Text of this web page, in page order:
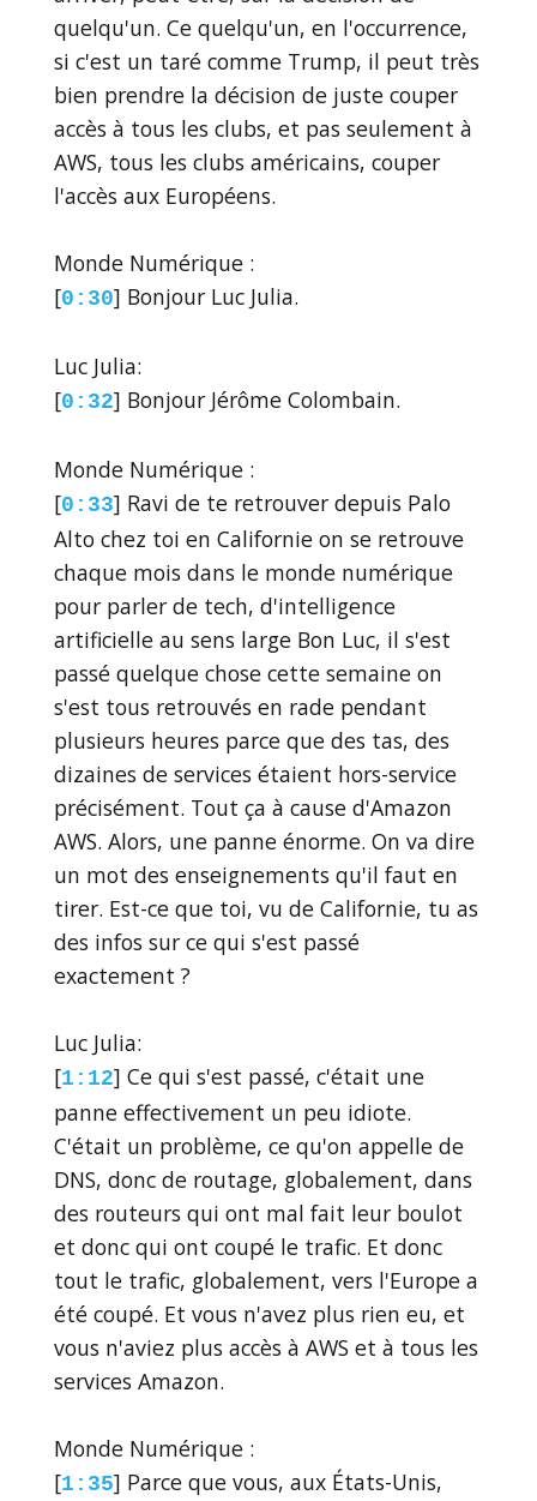
quelqu'un. Ce quelqu'un, en l'occurrence,
si c'est un taré comme Trump, il peut très
bien prendre la décision de juste couper
accès à tous les clubs, et pas seulement à
AWS, tous les clubs américains, couper
l'accès aux Européens.
Monde Numérique :
[0:30] Bonjour Luc Julia.
Luc Julia:
[0:32] Bonjour Jérôme Colombain.
Monde Numérique :
[0:33] Ravi de te retrouver depuis Palo
Alto chez toi en Californie on se retrouve
chaque mois dans le monde numérique
pour parler de tech, d'intelligence
artificielle au sens large Bon Luc, il s'est
passé quelque chose cette semaine on
s'est tous retrouvés en rade pendant
plusieurs heures parce que des tas, des
dizaines de services étaient hors-service
précisément. Tout ça à cause d'Amazon
AWS. Alors, une panne énorme. On va dire
un mot des enseignements qu'il faut en
tirer. Est-ce que toi, vu de Californie, tu as
des infos sur ce qui s'est passé
exactement ?
Luc Julia:
[1:12] Ce qui s'est passé, c'était une
panne effectivement un peu idiote.
C'était un problème, ce qu'on appelle de
DNS, donc de routage, globalement, dans
des routeurs qui ont mal fait leur boulot
et donc qui ont coupé le trafic. Et donc
tout le trafic, globalement, vers l'Europe a
été coupé. Et vous n'avez plus rien eu, et
vous n'aviez plus accès à AWS et à tous les
services Amazon.
Monde Numérique :
[1:35] Parce que vous, aux États-Unis,